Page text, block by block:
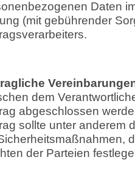
Daten
(mit gebührender
dem
abgeschlossen
sollte unter anderem
der Parteien